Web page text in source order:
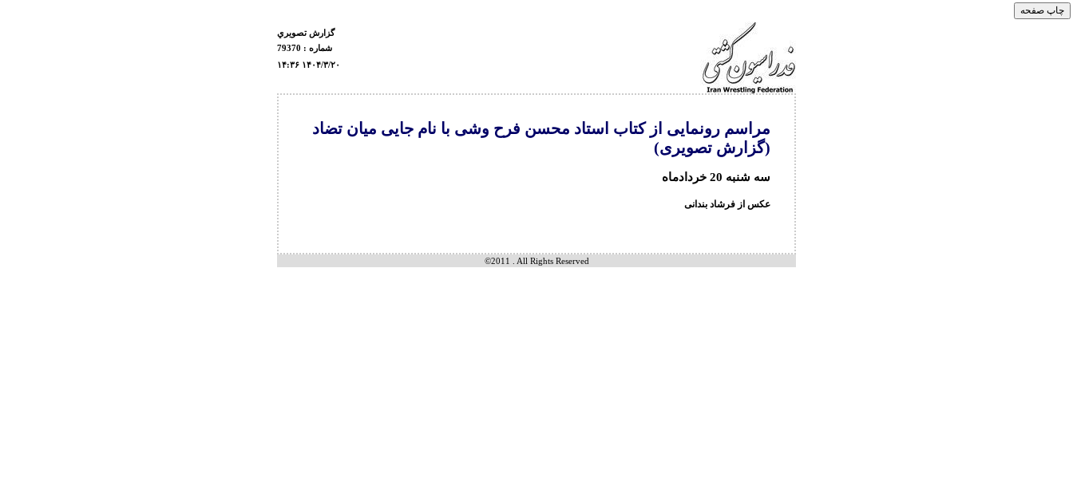
گزارش تصويري
شماره : 79370
۱۴:۳۶ ۱۴۰۴/۳/۲۰
مراسم رونمایی از کتاب استاد محسن فرح وشی با نام جایی میان تضاد
(گزارش تصویری)
سه شنبه 20 خردادماه
عکس از فرشاد بندانی
©2011 . All Rights Reserved